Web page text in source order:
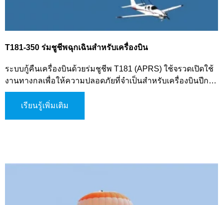
T181-350 ร่มชูชีพฉุกเฉินสำหรับเครื่องบิน
ระบบกู้คืนเครื่องบินด้วยร่มชูชีพ T181 (APRS) ใช้จรวดเปิดใช้
งานทางกลเพื่อให้ความปลอดภัยที่จำเป็นสำหรับเครื่องบินปีก
ตรึงในสถานการณ์ฉุกเฉิน เมื่อเครื่องบินประสบปัญหาขัดข้อง
ร้ายแรงหรือสูญเสียการควบคุม ระบบจะชะลอการร่อนลง ช่วย
เรียนรู้เพิ่มเติม